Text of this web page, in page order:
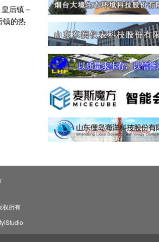
后镇－
镇的热
权所有